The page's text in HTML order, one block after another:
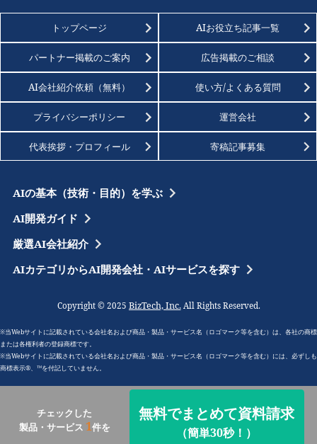
チェックした
製品・サービス 1件を
無料でまとめて資料請求
（簡単30秒！）
トップページ AIお役立ち記事一覧
パートナー掲載のご案内 広告掲載のご相談
AI会社紹介依頼（無料） 使い方/よくある質問
プライバシーポリシー 運営会社
代表挨拶・プロフィール 寄稿記事募集
AIの基本（技術・目的）を学ぶ
AI開発ガイド
厳選AI会社紹介
AIカテゴリからAI開発会社・AIサービスを探す
Copyright © 2025 BizTech, Inc.All Rights Reserved.
※当Webサイトに記載されている会社名および商品・製品・サービス名（ロゴマーク等を含む）は、各社の商標
または各権利者の登録商標です。
※当Webサイトに記載されている会社名および商品・製品・サービス名（ロゴマーク等を含む）には、必ずしも
商標表示®、™を付記していません。